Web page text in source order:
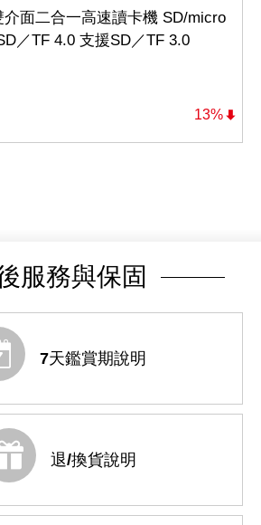
13%
介面二合一高速讀卡機 SD/micro
／TF 4.0 支援SD／TF 3.0
D)
服務與保固
7天鑑賞期說明
退/換貨說明